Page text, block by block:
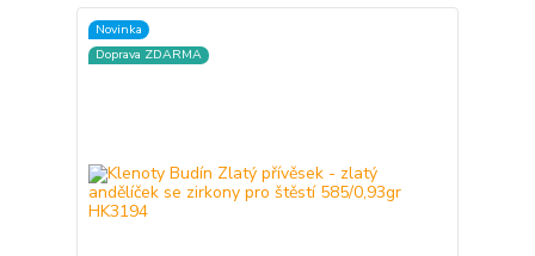
Novinka
Doprava ZDARMA